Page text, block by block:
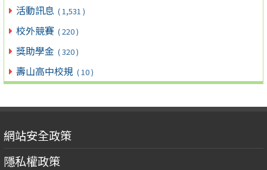
活動訊息 ( 1,531 )
校外競賽 ( 220 )
獎助學金 ( 320 )
壽山高中校規 ( 10 )
網站安全政策
隱私權政策